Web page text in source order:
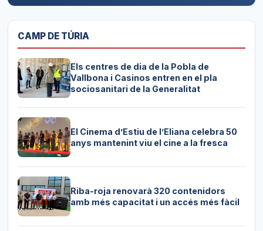
CAMP DE TÚRIA
Els centres de dia de la Pobla de
Vallbona i Casinos entren en el pla
sociosanitari de la Generalitat
El Cinema d’Estiu de l’Eliana celebra 50
anys mantenint viu el cine a la fresca
Riba-roja renovarà 320 contenidors
amb més capacitat i un accés més fàcil